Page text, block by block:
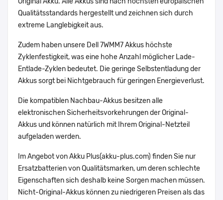
Qualitätsstandards hergestellt und zeichnen sich durch
extreme Langlebigkeit aus.
Zudem haben unsere Dell 7WMM7 Akkus höchste
Zyklenfestigkeit, was eine hohe Anzahl möglicher Lade-
Entlade-Zyklen bedeutet. Die geringe Selbstentladung der
Akkus sorgt bei Nichtgebrauch für geringen Energieverlust.
Die kompatiblen Nachbau-Akkus besitzen alle
elektronischen Sicherheitsvorkehrungen der Original-
Akkus und können natürlich mit Ihrem Original-Netzteil
aufgeladen werden.
Im Angebot von Akku Plus(akku-plus.com) finden Sie nur
Ersatzbatterien von Qualitätsmarken, um deren schlechte
Eigenschaften sich deshalb keine Sorgen machen müssen.
Nicht-Original-Akkus können zu niedrigeren Preisen als das